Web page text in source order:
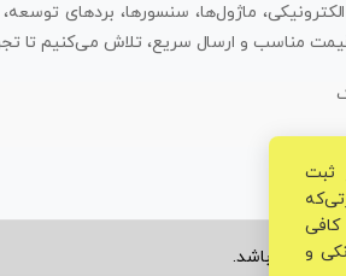
ماژول‌ها، سنسورها، بردهای
مناسب و ارسال سریع، تلاش می‌کنیم تا
می‌باشد.
ثبت
و